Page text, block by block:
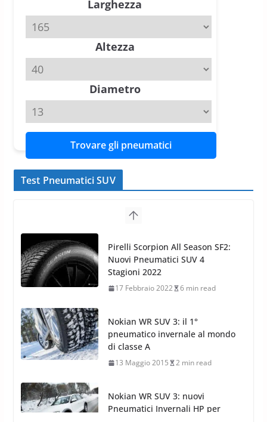
slick da battere
Michelin Pilot Sport 4 S – Test
su Range Rover Sport D350 HST
11 Aprile 2026 15 min read
Larghezza
Altezza
Diametro
Trovare gli pneumatici
Test Pneumatici SUV
Nokian WR SUV 3: il 1°
pneumatico invernale al mondo
di classe A
13 Maggio 2015 2 min read
Nokian WR SUV 3: nuovi
Pneumatici Invernali HP per
condizioni invernali difficili
23 Aprile 2013 9 min read
Yokohama Geolandar G073: nuovi